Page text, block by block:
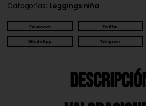
Categorías: Leggings niña
Facebook Twitter
WhatsApp Telegram